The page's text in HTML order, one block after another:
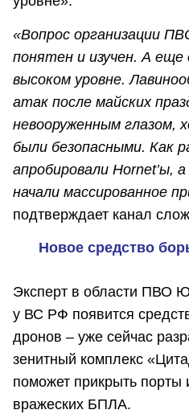
«Вопрос организации
понятен и изучен. А еще
высоком уровне.
атак после майских
невооруженным глазом,
были безопасными. Как
апробировали Hornet’ы,
начали массированное
подтверждает канал
Новое средство
Эксперт в области ПВО
у ВС РФ появится
дронов – уже сейчас
зенитный комплекс
поможет прикрыть порты
вражеских БПЛА.